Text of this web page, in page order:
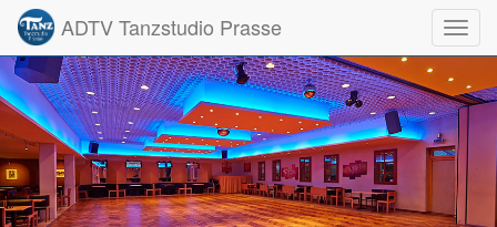
ADTV Tanzstudio Prasse